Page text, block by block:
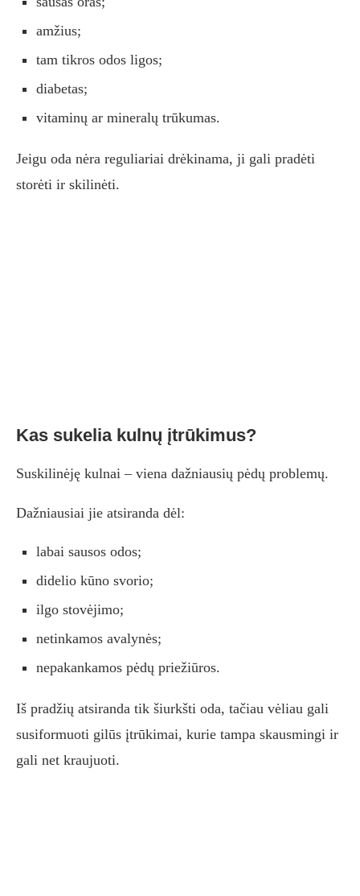
amžius;
tam tikros odos ligos;
diabetas;
vitaminų ar mineralų trūkumas.
Jeigu oda nėra reguliariai drėkinama, ji gali pradėti
storėti ir skilinėti.
Kas sukelia kulnų įtrūkimus?
Suskilinėję kulnai – viena dažniausių pėdų problemų.
Dažniausiai jie atsiranda dėl:
labai sausos odos;
didelio kūno svorio;
ilgo stovėjimo;
netinkamos avalynės;
nepakankamos pėdų priežiūros.
Iš pradžių atsiranda tik šiurkšti oda, tačiau vėliau gali
susiformuoti gilūs įtrūkimai, kurie tampa skausmingi ir
gali net kraujuoti.